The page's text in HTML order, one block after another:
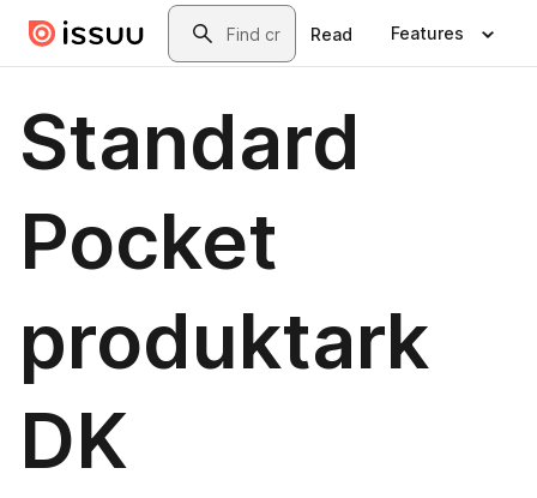
Skip to main contentSearch
Read Features
Standard
Pocket
produktark
DK